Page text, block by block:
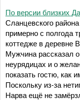
По версии близких
Сланцевского
примерно с полгода
коттедже в деревне
Мужчина рассказал
неурядицах и о
показать гостю, как
Поскольку из-за
Нарва ещё не